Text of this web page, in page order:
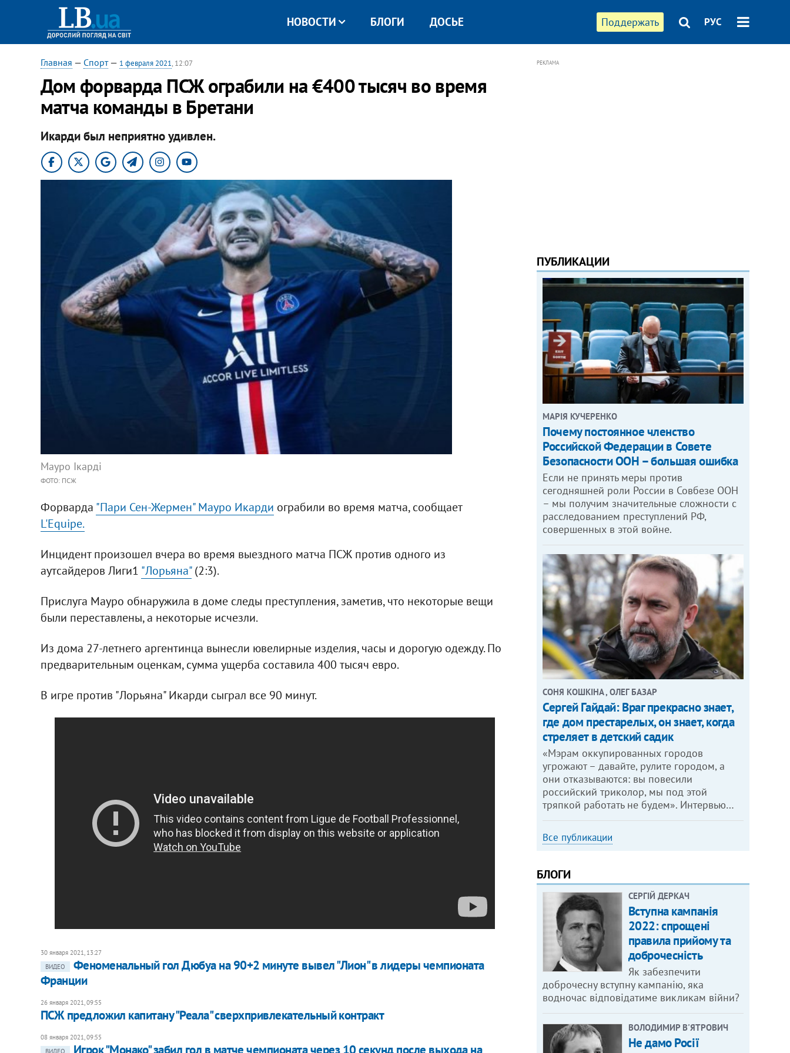
Поддержать РУС
НОВОСТИ БЛОГИ ДОСЬЕ
Главная — Спорт— 1 февраля 2021, 12:07
Дом форварда ПСЖ ограбили на €400 тысяч во время
матча команды в Бретани
Икарди был неприятно удивлен.
Мауро Ікарді
ФОТО: ПСЖ
Форварда "Пари Сен-Жермен" Мауро Икарди ограбили во время матча, сообщает
L'Equipe.
Инцидент произошел вчера во время выездного матча ПСЖ против одного из
аутсайдеров Лиги1 "Лорьяна"(2:3).
Прислуга Мауро обнаружила в доме следы преступления, заметив, что некоторые вещи
были переставлены, а некоторые исчезли.
Из дома 27-летнего аргентинца вынесли ювелирные изделия, часы и дорогую одежду. По
предварительным оценкам, сумма ущерба составила 400 тысяч евро.
В игре против "Лорьяна" Икарди сыграл все 90 минут.
30 января 2021, 13:27
ВИДЕО
Феноменальный гол Дюбуа на 90+2 минуте вывел "Лион" в лидеры чемпионата
Франции
26 января 2021, 09:55
ПСЖ предложил капитану "Реала" сверхпривлекательный контракт
08 января 2021, 09:55
ВИДЕО
Игрок "Монако" забил гол в матче чемпионата через 10 секунд после выхода на
РЕКЛАМА
ПУБЛИКАЦИИ
МАРІЯ КУЧЕРЕНКО
​Почему постоянное членство
Российской Федерации в Совете
Безопасности ООН – большая ошибка
Если не принять меры против
сегодняшней роли России в Совбезе ООН
– мы получим значительные сложности с
расследованием преступлений РФ,
совершенных в этой войне.
СОНЯ КОШКІНА , ОЛЕГ БАЗАР
Сергей Гайдай: Враг прекрасно знает,
где дом престарелых, он знает, когда
стреляет в детский садик
«Мэрам оккупированных городов
угрожают – давайте, рулите городом, а
они отказываются: вы повесили
российский триколор, мы под этой
тряпкой работать не будем». Интервью…
Все публикации
БЛОГИ
СЕРГІЙ ДЕРКАЧ
Вступна кампанія
2022: спрощені
правила прийому та
доброчесність
Як забезпечити
доброчесну вступну кампанію, яка
водночас відповідатиме викликам війни?
ВОЛОДИМИР В'ЯТРОВИЧ
Не дамо Росії